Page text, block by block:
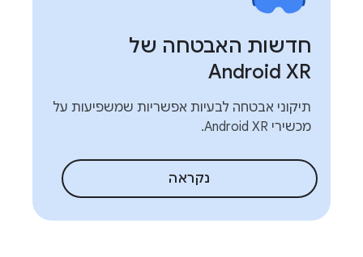
חדשות האבטחה של
Android XR
תיקוני אבטחה לבעיות אפשריות שמשפיעות על
מכשירי Android XR.
נקראה